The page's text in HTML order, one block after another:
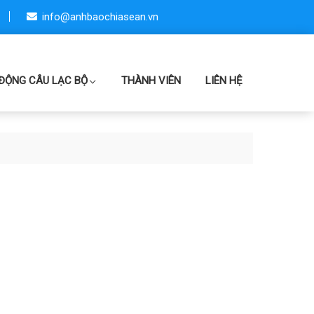
info@anhbaochiasean.vn
CÂU LẠC BỘ THÀNH VIÊN LIÊN HỆ